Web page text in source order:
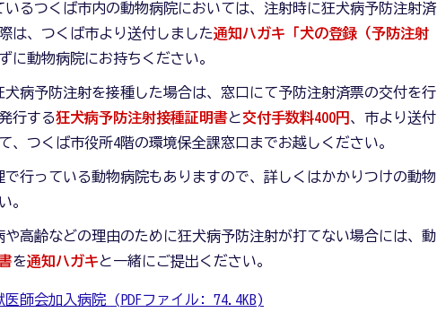
るつくば市内の動物病院においては、注射時に狂犬病予防注射済
は、つくば市より送付しました通知ハガキ「犬の登録（予防注射
に動物病院にお持ちください。
病予防注射を接種した場合は、窓口にて予防注射済票の交付を行
行する狂犬病予防注射接種証明書と交付手数料400円 、市より送付
、つくば市役所4階の環境保全課窓口までお越しください。
行っている動物病院もありますので、詳しくはかかりつけの動物
。
高齢などの理由のために狂犬病予防注射が打てない場合には、動
を通知ハガキと一緒にご提出ください。
医師会加入病院 (PDFファイル: 74.4KB)